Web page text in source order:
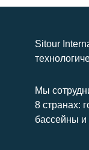
Sitour
Мы
8 странах:
бассейны и